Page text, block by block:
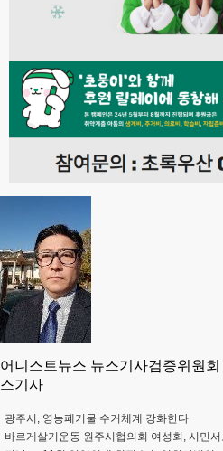
어니스트뉴스 뉴스기사검증위원
스기사
광주시, 영농폐기물 수거체계 강화한다
바르게살기운동 원주시협의회 여성회, 시민